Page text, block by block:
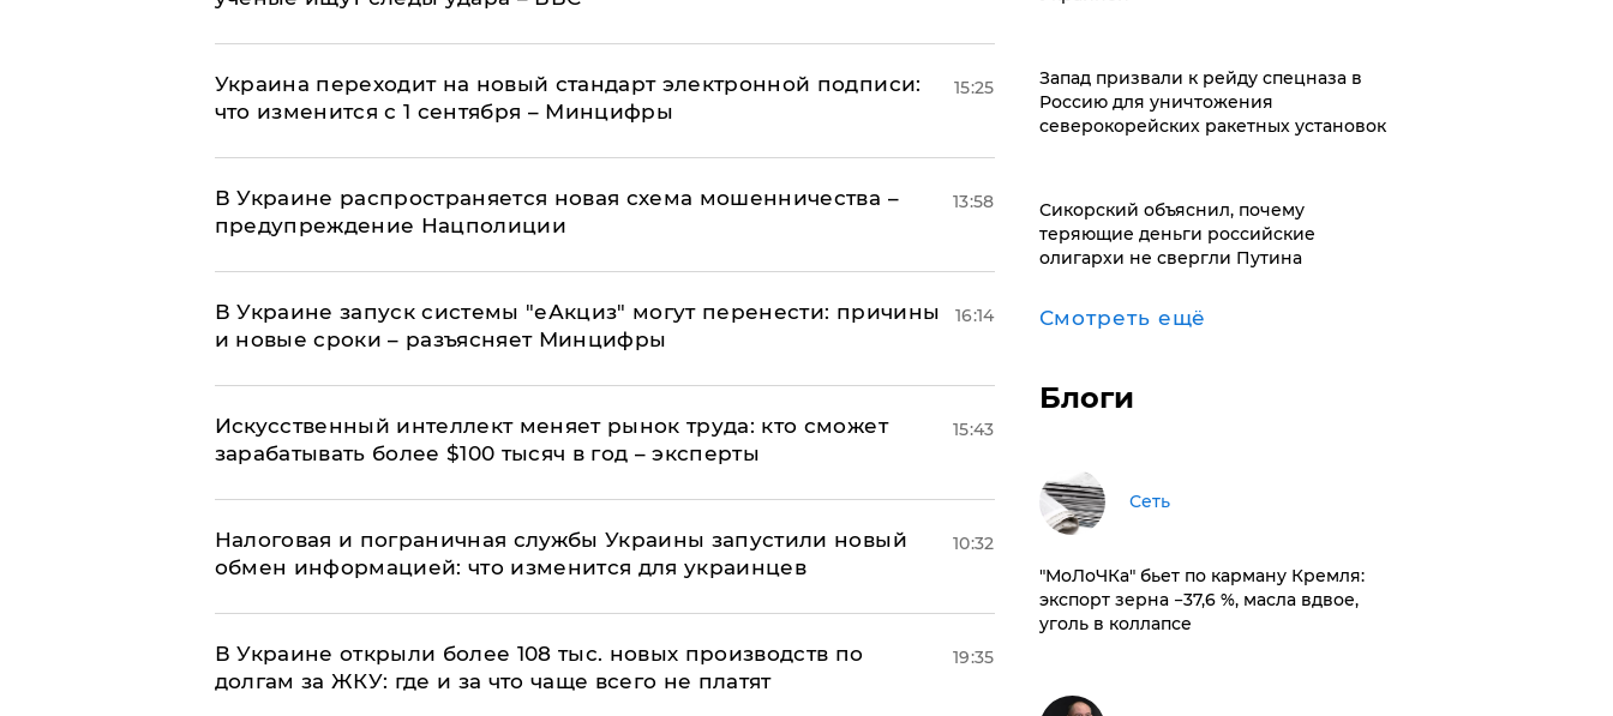
Украина переходит на новый стандарт электронной подписи:
что изменится с 1 сентября – Минцифры
15:25
В Украине распространяется новая схема мошенничества –
предупреждение Нацполиции
13:58
В Украине запуск системы "еАкциз" могут перенести: причины
и новые сроки – разъясняет Минцифры
16:14
Искусственный интеллект меняет рынок труда: кто сможет
зарабатывать более $100 тысяч в год – эксперты
15:43
Налоговая и пограничная службы Украины запустили новый
обмен информацией: что изменится для украинцев
10:32
В Украине открыли более 108 тыс. новых производств по
долгам за ЖКУ: где и за что чаще всего не платят
19:35
Запад призвали к рейду спецназа в
Россию для уничтожения
северокорейских ракетных установок
Сикорский объяснил, почему
теряющие деньги российские
олигархи не свергли Путина
Смотреть ещё
Блоги
Сеть
​"МоЛоЧКа" бьет по карману Кремля:
экспорт зерна −37,6 %, масла вдвое,
уголь в коллапсе